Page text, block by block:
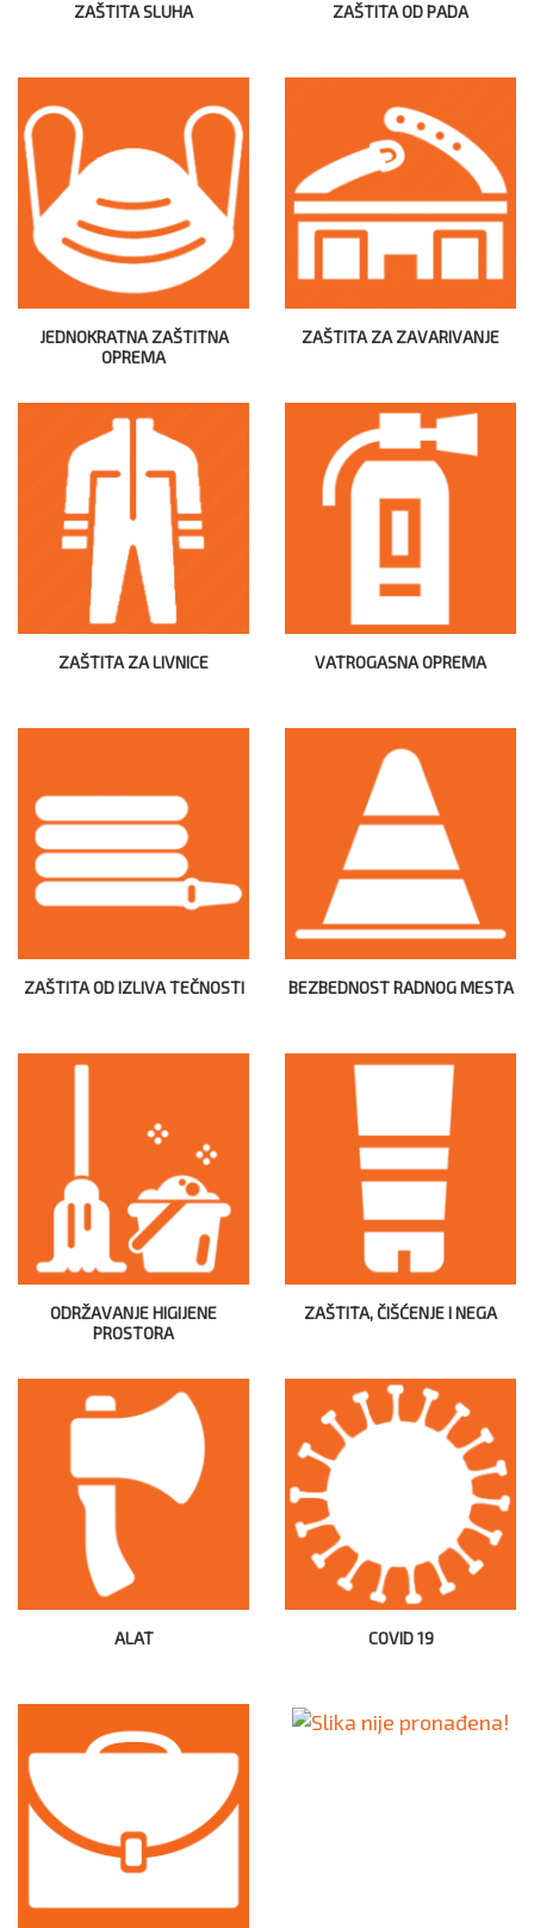
ZAŠTITA SLUHA ZAŠTITA OD PADA
JEDNOKRATNA ZAŠTITNA
OPREMA
ZAŠTITA ZA ZAVARIVANJE
ZAŠTITA ZA LIVNICE VATROGASNA OPREMA
ZAŠTITA OD IZLIVA TEČNOSTI BEZBEDNOST RADNOG MESTA
ODRŽAVANJE HIGIJENE
PROSTORA
ZAŠTITA, ČIŠĆENJE I NEGA
ALAT COVID 19